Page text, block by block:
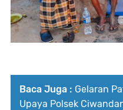
Baca Juga : Gelaran
Upaya Polsek